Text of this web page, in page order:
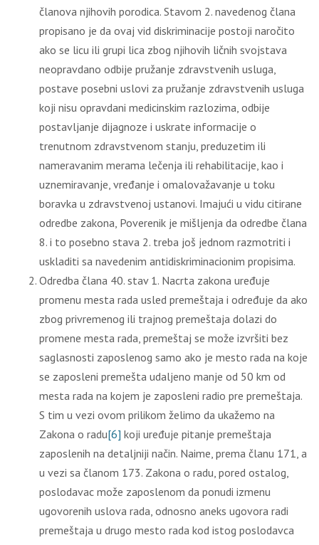
članova njihovih porodica. Stavom 2. navedenog člana
propisano je da ovaj vid diskriminacije postoji naročito
ako se licu ili grupi lica zbog njihovih ličnih svojstava
neopravdano odbije pružanje zdravstvenih usluga,
postave posebni uslovi za pružanje zdravstvenih usluga
koji nisu opravdani medicinskim razlozima, odbije
postavlјanje dijagnoze i uskrate informacije o
trenutnom zdravstvenom stanju, preduzetim ili
nameravanim merama lečenja ili rehabilitacije, kao i
uznemiravanje, vređanje i omalovažavanje u toku
boravka u zdravstvenoj ustanovi. Imajući u vidu citirane
odredbe zakona, Poverenik je mišlјenja da odredbe člana
8. i to posebno stava 2. treba još jednom razmotriti i
uskladiti sa navedenim antidiskriminacionim propisima.
Odredba člana 40. stav 1. Nacrta zakona uređuje
promenu mesta rada usled premeštaja i određuje da ako
zbog privremenog ili trajnog premeštaja dolazi do
promene mesta rada, premeštaj se može izvršiti bez
saglasnosti zaposlenog samo ako je mesto rada na koje
se zaposleni premešta udalјeno manje od 50 km od
mesta rada na kojem je zaposleni radio pre premeštaja.
S tim u vezi ovom prilikom želimo da ukažemo na
Zakona o radu[6] koji uređuje pitanje premeštaja
zaposlenih na detalјniji način. Naime, prema članu 171, a
u vezi sa članom 173. Zakona o radu, pored ostalog,
poslodavac može zaposlenom da ponudi izmenu
ugovorenih uslova rada, odnosno aneks ugovora radi
premeštaja u drugo mesto rada kod istog poslodavca